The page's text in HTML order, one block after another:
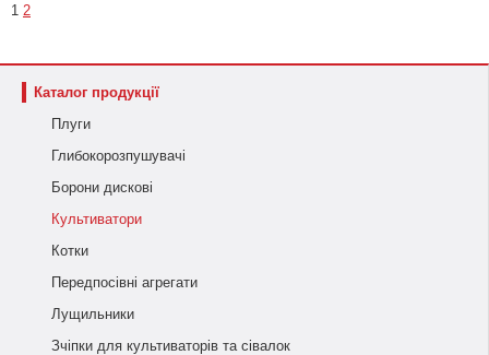
Каталог продукції
Плуги
Глибокорозпушувачі
Борони дискові
Культиватори
Котки
Передпосівні агрегати
Лущильники
Зчіпки для культиваторів та сівалок
1 2